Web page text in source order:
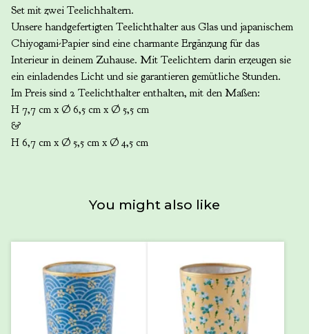
Set mit zwei Teelichhaltern.
Unsere handgefertigten Teelichthalter aus Glas und japanischem
Chiyogami-Papier sind eine charmante Ergänzung für das
Interieur in deinem Zuhause. Mit Teelichtern darin erzeugen sie
ein einladendes Licht und sie garantieren gemütliche Stunden.
Im Preis sind 2 Teelichthalter enthalten, mit den Maßen:
H 7,7 cm x Ø 6,5 cm x Ø 5,5 cm
&
H 6,7 cm x Ø 5,5 cm x Ø 4,5 cm
You might also like